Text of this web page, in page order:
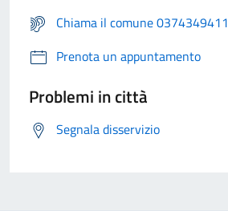
Chiama il comune 0374349411
Prenota un appuntamento
Problemi in città
Segnala disservizio